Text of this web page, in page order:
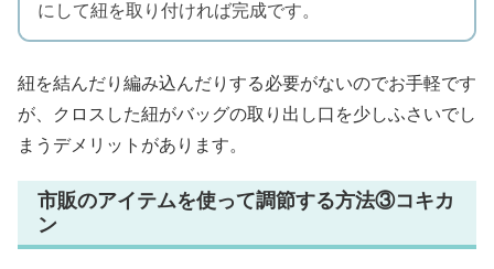
にして紐を取り付ければ完成です。
紐を結んだり編み込んだりする必要がないのでお手軽です
が、クロスした紐がバッグの取り出し口を少しふさいでし
まうデメリットがあります。
市販のアイテムを使って調節する方法③コキカ
ン